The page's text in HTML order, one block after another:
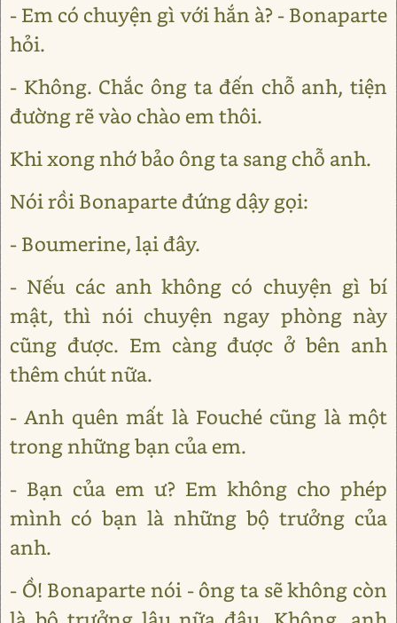
- Em có chuyện gì với hắn à? - Bonaparte
hỏi.
- Không. Chắc ông ta đến chỗ anh, tiện
đường rẽ vào chào em thôi.
Khi xong nhớ bảo ông ta sang chỗ anh.
Nói rồi Bonaparte đứng dậy gọi:
- Boumerine, lại đây.
- Nếu các anh không có chuyện gì bí
mật, thì nói chuyện ngay phòng này
cũng được. Em càng được ở bên anh
thêm chút nữa.
- Anh quên mất là Fouché cũng là một
trong những bạn của em.
- Bạn của em ư? Em không cho phép
mình có bạn là những bộ trưởng của
anh.
- Ồ! Bonaparte nói - ông ta sẽ không còn